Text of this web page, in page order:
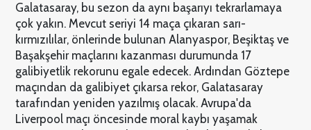
Galatasaray, bu sezon da aynı başarıyı tekrarlamaya
çok yakın. Mevcut seriyi 14 maça çıkaran sarı-
kırmızılılar, önlerinde bulunan Alanyaspor, Beşiktaş ve
Başakşehir maçlarını kazanması durumunda 17
galibiyetlik rekorunu egale edecek. Ardından Göztepe
maçından da galibiyet çıkarsa rekor, Galatasaray
tarafından yeniden yazılmış olacak. Avrupa'da
Liverpool maçı öncesinde moral kaybı yaşamak